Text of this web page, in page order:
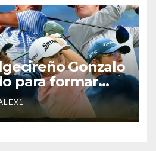
Gonzalo
para formar
europeo en
Trophy